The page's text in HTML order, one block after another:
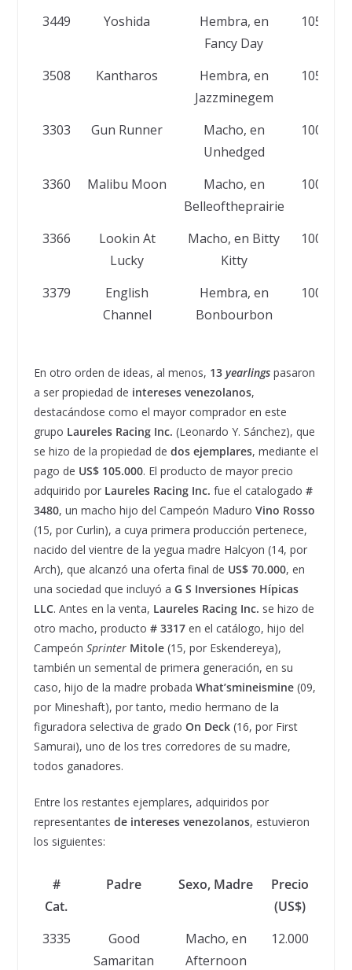
3449 Yoshida
Hembra, en
Fancy Day
105.000
3508 Kantharos
Hembra, en
Jazzminegem
105.000
3303 Gun Runner
Macho, en
Unhedged
100.000
3360 Malibu Moon
Macho, en
Belleoftheprairie
100.000
3366
Lookin At
Lucky
Macho, en Bitty
Kitty
100.000
3379
English
Channel
Hembra, en
Bonbourbon
100.000
En otro orden de ideas, al menos, 13 yearlingspasaron
a ser propiedad de intereses venezolanos,
destacándose como el mayor comprador en este
grupo Laureles Racing Inc. (Leonardo Y. Sánchez), que
se hizo de la propiedad de dos ejemplares, mediante el
pago de US$ 105.000. El producto de mayor precio
adquirido por Laureles Racing Inc. fue el catalogado #
3480, un macho hijo del Campeón Maduro Vino Rosso
(15, por Curlin), a cuya primera producción pertenece,
nacido del vientre de la yegua madre Halcyon (14, por
Arch), que alcanzó una oferta final de US$ 70.000, en
una sociedad que incluyó a G S Inversiones Hípicas
LLC. Antes en la venta, Laureles Racing Inc. se hizo de
otro macho, producto # 3317en el catálogo, hijo del
Campeón Sprinter Mitole(15, por Eskendereya),
también un semental de primera generación, en su
caso, hijo de la madre probada What’smineismine(09,
por Mineshaft), por tanto, medio hermano de la
figuradora selectiva de grado On Deck(16, por First
Samurai), uno de los tres corredores de su madre,
todos ganadores.
Entre los restantes ejemplares, adquiridos por
representantes de intereses venezolanos, estuvieron
los siguientes:
#
Cat.
Padre Sexo, Madre
Precio
(US$)
3335
Good
Samaritan
Macho, en
Afternoon
12.000